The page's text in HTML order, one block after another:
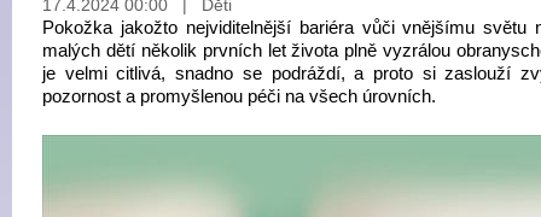
17.4.2024 00:00 | Děti
Pokožka jakožto nejviditelnější bariéra vůči vnějšímu světu
malých dětí několik prvních let života plně vyzrálou
je velmi citlivá, snadno se podráždí, a proto si zaslouží
pozornost a promyšlenou péči na všech úrovních.